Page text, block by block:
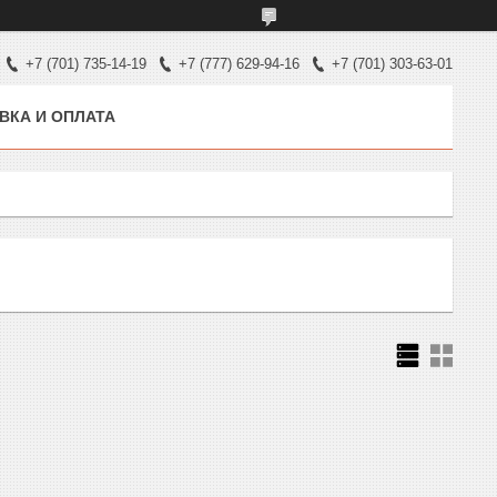
+7 (701) 735-14-19 +7 (777) 629-94-16 +7 (701) 303-63-01
И ОПЛАТА